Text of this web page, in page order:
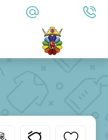
09179890157